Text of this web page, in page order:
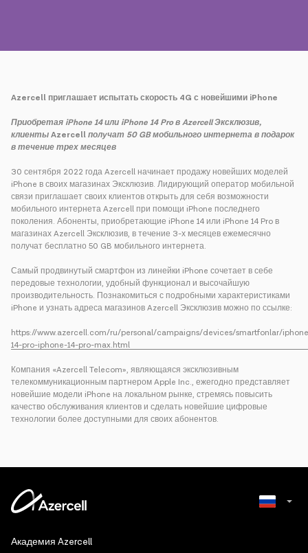
Azercell приглашает испытать скорость 4G с новейшими iPhone
Приобретая iPhone 14 или iPhone 14 Proв AzercellЭксклюзив,
клиенты Azercell получат 50 GBмобильного интернета в подарок
в течение трех месяцев
30 сентября 2022 года Azercell начинает продажу новейших моделей
iPhone в своих магазинах Эксклюзив. Лидирующий оператор мобильной
связи приглашает своих клиентов открыть для себя возможности
мобильного интернета Azercell при помощи iPhone последнего
поколения. Абоненты, приобретающие iPhone 14 или iPhone 14 Pro в
магазинах Azercell Эксклюзив, в течение 3-х месяцев ежемесячно
получат бесплатно 50 GB мобильного интернета.
Самый продвинутый смартфон из линейки iPhone сочетает в себе
передовые технологии, удобный функционал и высочайшую
производительность. Познакомиться с подробными характеристиками
iPhone и узнать адреса магазинов Azercell Эксклюзив можно по ссылке:
https://www.azercell.com/ru/personal/campaigns/devices/smartfonlar/
14-pro-iphone-14-pro-max.html
Компания «Azercell Telecom», являющаяся эксклюзивным
телекоммуникационным партнером Apple Inc., ежегодно представляет
новейшие модели iPhone на локальном рынке, стремясь повысить
качество обслуживания клиентов и сделать новейшие цифровые
технологии более доступными для своих абонентов.
Академия Azercell